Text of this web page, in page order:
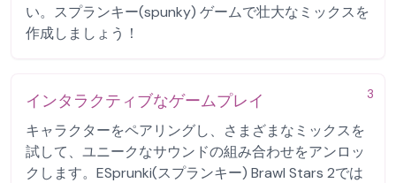
い。スプランキー(spunky) ゲームで壮大なミックスを
作成しましょう！
3
インタラクティブなゲームプレイ
キャラクターをペアリングし、さまざまなミックスを
試して、ユニークなサウンドの組み合わせをアンロッ
クします。ESprunki(スプランキー) Brawl Stars 2では